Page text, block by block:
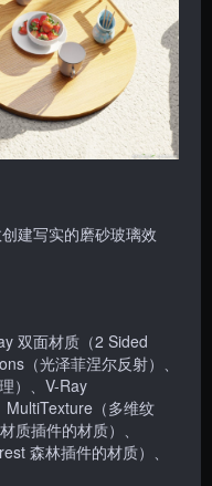
建写实的磨砂玻璃效
双面材质（2 Sided
（光泽菲涅尔反射）、
）、V-Ray
MultiTexture（多维纹
质插件的材质）、
森林插件的材质）、